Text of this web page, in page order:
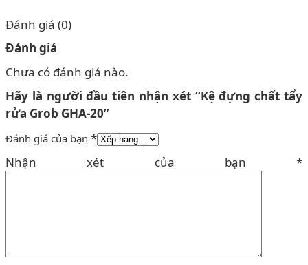
Đánh giá (0)
Đánh giá
Chưa có đánh giá nào.
Hãy là người đầu tiên nhận xét “Kệ đựng chất tẩy
rửa Grob GHA-20”
Đánh giá của bạn *
Nhận xét của bạn *